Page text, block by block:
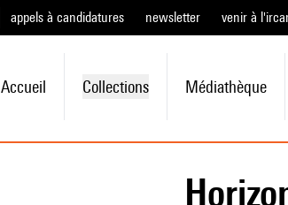
appels à candidatures newsletter venir à
Accueil Collections Médiathèque